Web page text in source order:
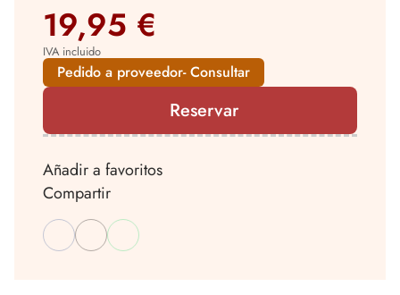
19,95 €
IVA incluido
Pedido a proveedor- Consultar
Reservar
Añadir a favoritos
Compartir